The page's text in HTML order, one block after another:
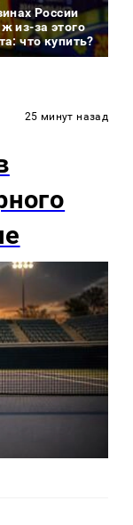
России
из-за этого
что купить?
25 минут назад